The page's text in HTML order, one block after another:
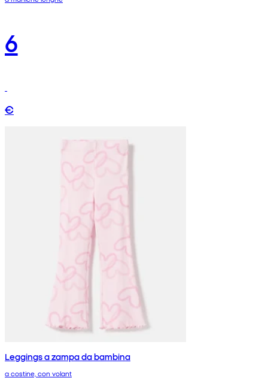
6
€
Leggings a zampa da bambina
a costine, con volant